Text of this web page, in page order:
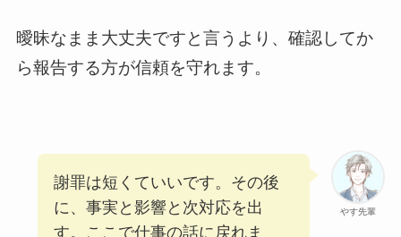
曖昧なまま大丈夫ですと言うより、確認してか
ら報告する方が信頼を守れます。
やす先輩
謝罪は短くていいです。その後
に、事実と影響と次対応を出
す。ここで仕事の話に戻れま